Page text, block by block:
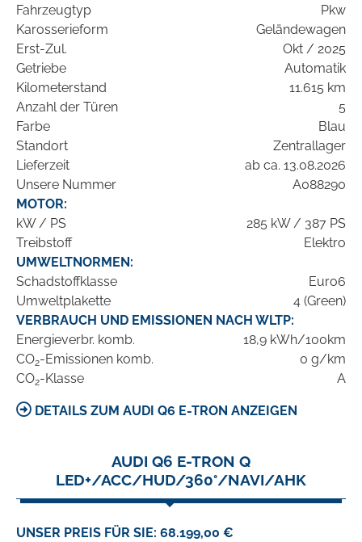
Fahrzeugtyp
Pkw
Karosserieform
Geländewagen
Erst-Zul.
Okt / 2025
Getriebe
Automatik
Kilometerstand
11.615 km
Anzahl der Türen
5
Farbe
Blau
Standort
Zentrallager
Lieferzeit
ab ca. 13.08.2026
Unsere Nummer
A088290
MOTOR:
kW / PS
285 kW / 387 PS
Treibstoff
Elektro
UMWELTNORMEN:
Schadstoffklasse
Euro6
Umweltplakette
4 (Green)
VERBRAUCH UND EMISSIONEN NACH WLTP:
Energieverbr. komb.
18,9 kWh/100km
CO2-Emissionen komb.
0 g/km
CO2-Klasse A
DETAILS ZUM AUDI Q6 E-TRON ANZEIGEN
AUDI Q6 E-TRON Q
LED+/ACC/HUD/360°/NAVI/AHK
UNSER PREIS FÜR SIE: 68.199,00 €